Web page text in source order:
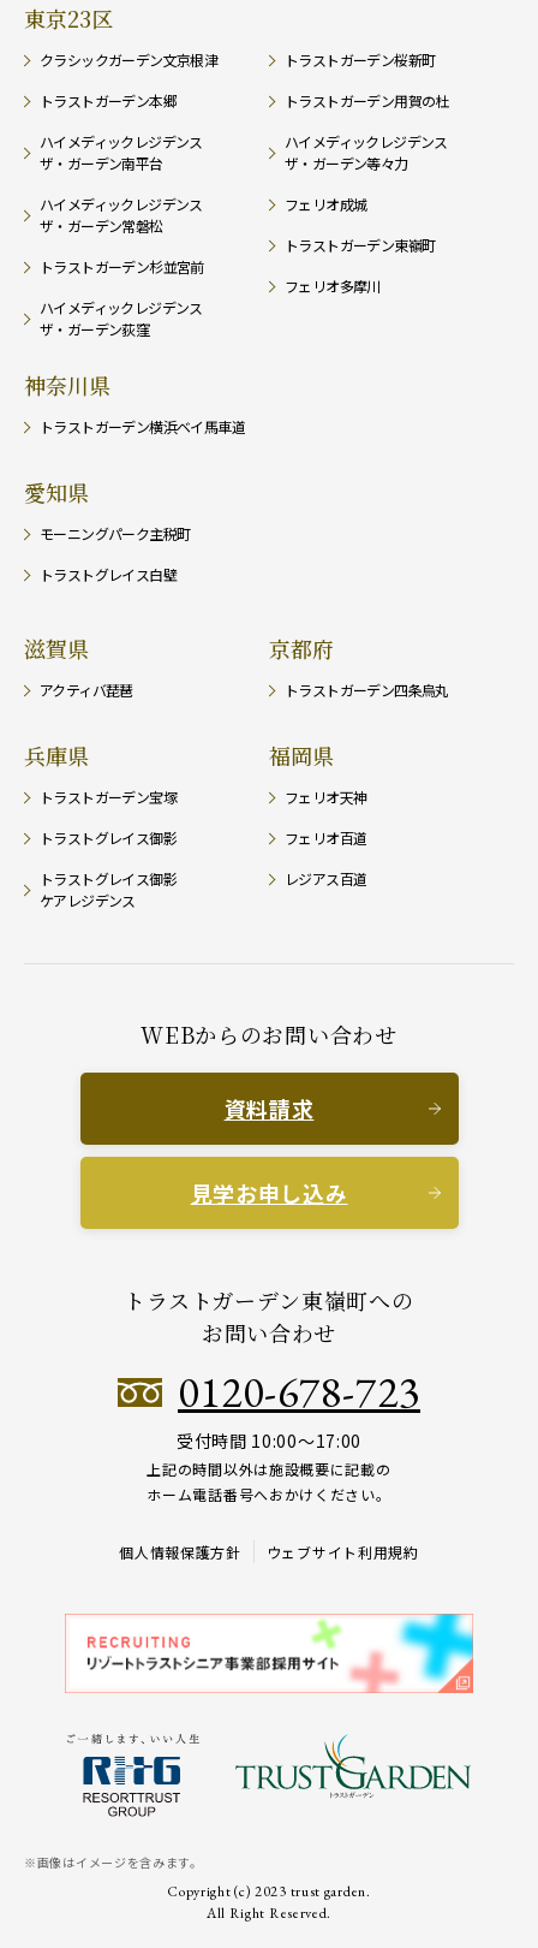
東京23区
クラシックガーデン文京根津
トラストガーデン本郷
ハイメディックレジデンス
ザ・ガーデン南平台
ハイメディックレジデンス
ザ・ガーデン常磐松
トラストガーデン杉並宮前
ハイメディックレジデンス
ザ・ガーデン荻窪
トラストガーデン桜新町
トラストガーデン用賀の杜
ハイメディックレジデンス
ザ・ガーデン等々力
フェリオ成城
トラストガーデン東嶺町
フェリオ多摩川
神奈川県
トラストガーデン横浜ベイ馬車道
愛知県
モーニングパーク主税町
トラストグレイス白壁
滋賀県
アクティバ琵琶
京都府
トラストガーデン四条烏丸
兵庫県
トラストガーデン宝塚
トラストグレイス御影
トラストグレイス御影
ケアレジデンス
福岡県
フェリオ天神
フェリオ百道
レジアス百道
トラストガーデン東嶺町への
お問い合わせ
0120-678-723
受付時間 10:00～17:00
上記の時間以外は施設概要に記載の
ホーム電話番号へおかけください。
WEBからのお問い合わせ
資料請求
見学お申し込み
個人情報保護方針 ウェブサイト利用規約
※画像はイメージを含みます。
Copyright (c) 2023 trust garden.
All Right Reserved.